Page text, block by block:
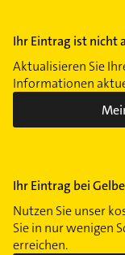
Ihr Eintrag ist nicht
Aktualisieren Sie
Informationen
Ihr Eintrag bei
Nutzen Sie unser
Sie in nur wenigen
erreichen.